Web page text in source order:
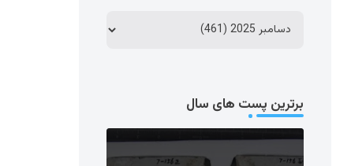
برترین پست های سال